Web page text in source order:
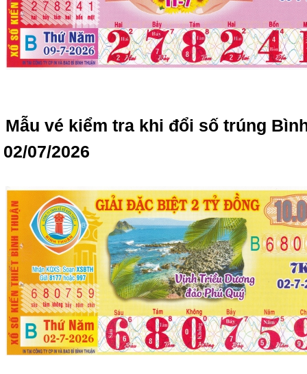
Mẫu vé kiểm tra khi đổi số trúng
02/07/2026